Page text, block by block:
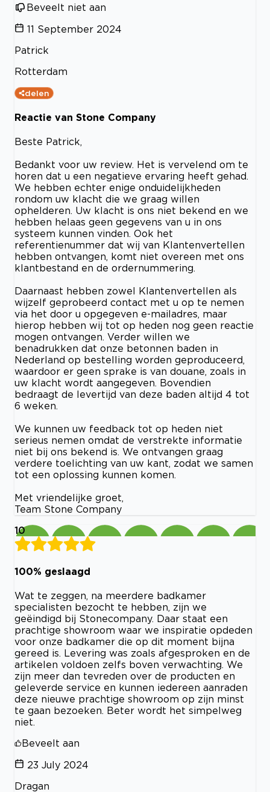
Beveelt niet aan
11 September 2024
Patrick
Rotterdam
delen
Reactie van Stone Company
Beste Patrick,
Bedankt voor uw review. Het is vervelend om te
horen dat u een negatieve ervaring heeft gehad.
We hebben echter enige onduidelijkheden
rondom uw klacht die we graag willen
ophelderen. Uw klacht is ons niet bekend en we
hebben helaas geen gegevens van u in ons
systeem kunnen vinden. Ook het
referentienummer dat wij van Klantenvertellen
hebben ontvangen, komt niet overeen met ons
klantbestand en de ordernummering.
Daarnaast hebben zowel Klantenvertellen als
wijzelf geprobeerd contact met u op te nemen
via het door u opgegeven e-mailadres, maar
hierop hebben wij tot op heden nog geen reactie
mogen ontvangen. Verder willen we
benadrukken dat onze betonnen baden in
Nederland op bestelling worden geproduceerd,
waardoor er geen sprake is van douane, zoals in
uw klacht wordt aangegeven. Bovendien
bedraagt de levertijd van deze baden altijd 4 tot
6 weken.
We kunnen uw feedback tot op heden niet
serieus nemen omdat de verstrekte informatie
niet bij ons bekend is. We ontvangen graag
verdere toelichting van uw kant, zodat we samen
tot een oplossing kunnen komen.
Met vriendelijke groet,
Team Stone Company
10
100% geslaagd
Wat te zeggen, na meerdere badkamer
specialisten bezocht te hebben, zijn we
geëindigd bij Stonecompany. Daar staat een
prachtige showroom waar we inspiratie opdeden
voor onze badkamer die op dit moment bijna
gereed is. Levering was zoals afgesproken en de
artikelen voldoen zelfs boven verwachting. We
zijn meer dan tevreden over de producten en
geleverde service en kunnen iedereen aanraden
deze nieuwe prachtige showroom op zijn minst
te gaan bezoeken. Beter wordt het simpelweg
niet.
Beveelt aan
23 July 2024
Dragan